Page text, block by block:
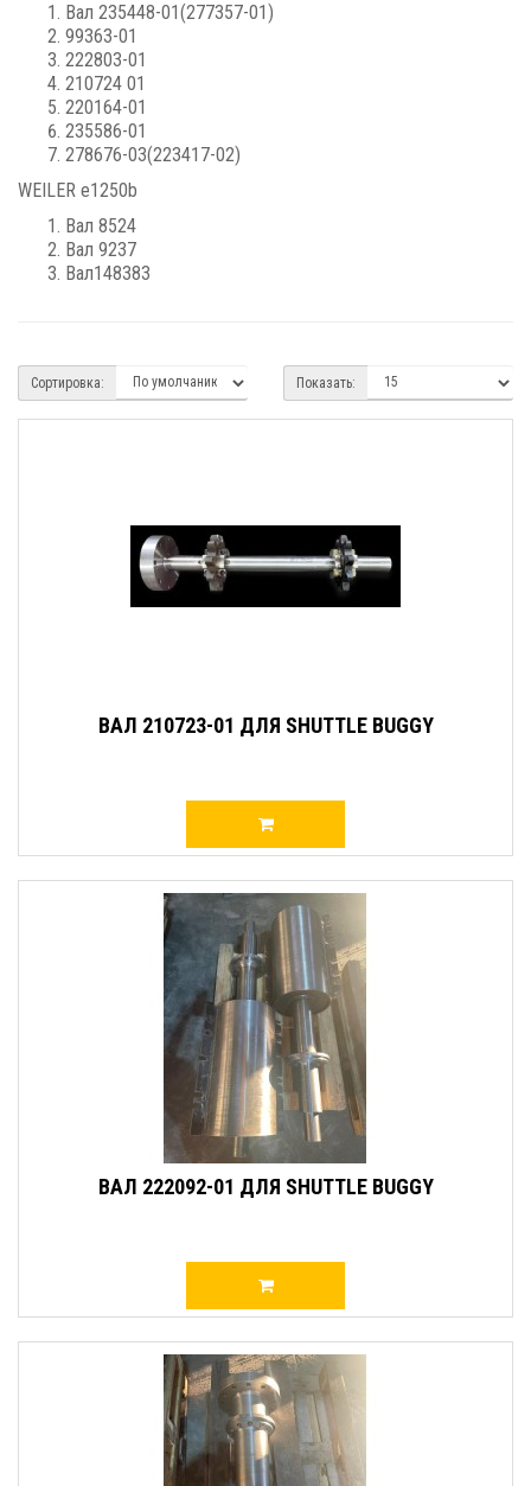
Вал 235448-01(277357-01)
99363-01
222803-01
210724 01
220164-01
235586-01
278676-03(223417-02)
WEILER e1250b
Вал 8524
Вал 9237
Вал148383
Сортировка: Показать:
ВАЛ 210723-01 ДЛЯ SHUTTLE BUGGY
ВАЛ 222092-01 ДЛЯ SHUTTLE BUGGY